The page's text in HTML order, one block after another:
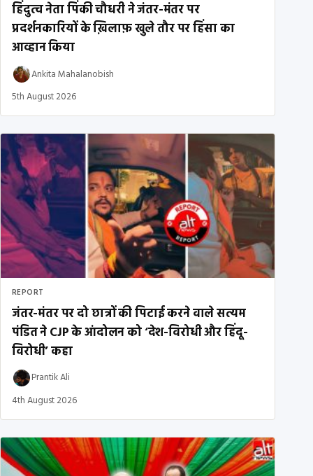
हिंदुत्व नेता पिंकी चौधरी ने जंतर-मंतर पर
प्रदर्शनकारियों के ख़िलाफ़ खुले तौर पर हिंसा का
आव्हान किया
Ankita Mahalanobish
5th August 2026
REPORT
जंतर-मंतर पर दो छात्रों की पिटाई करने वाले सत्यम
पंडित ने CJP के आंदोलन को ‘देश-विरोधी और हिंदू-
विरोधी’ कहा
Prantik Ali
4th August 2026